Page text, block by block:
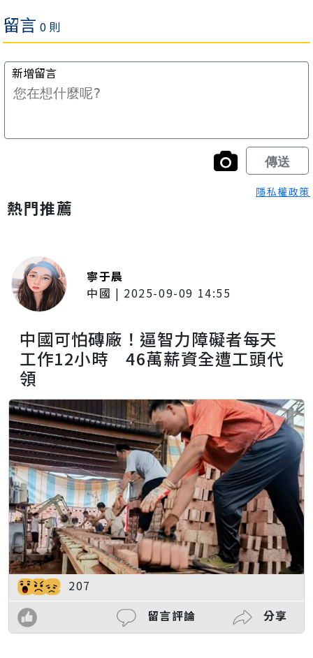
隱私權政策
熱門推薦
寧于晨
中國 | 2025-09-09 14:55
中國可怕磚廠！逼智力障礙者每天
工作12小時 46萬薪資全遭工頭代
領
207
留言評論
分享